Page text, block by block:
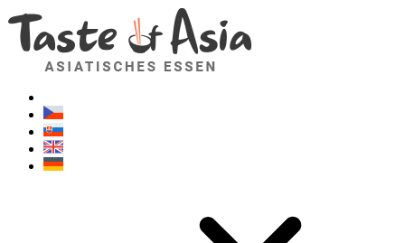
Geschmackvonasien.de
Zögern Sie nicht zu fragen. Ich bin für Sie da!